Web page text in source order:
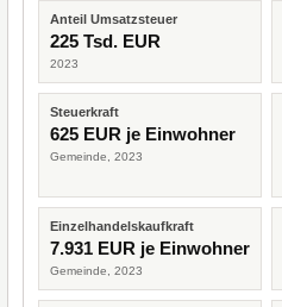
Anteil Umsatzsteuer
225 Tsd. EUR
2023
Steuerkraft
625 EUR je Einwohner
Gemeinde, 2023
Einzelhandelskaufkraft
7.931 EUR je Einwohner
Gemeinde, 2023